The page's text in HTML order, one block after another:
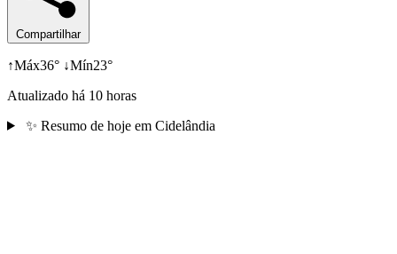
Compartilhar
↑Máx36° ↓Mín23°
Atualizado há 10 horas
✨ Resumo de hoje em Cidelândia